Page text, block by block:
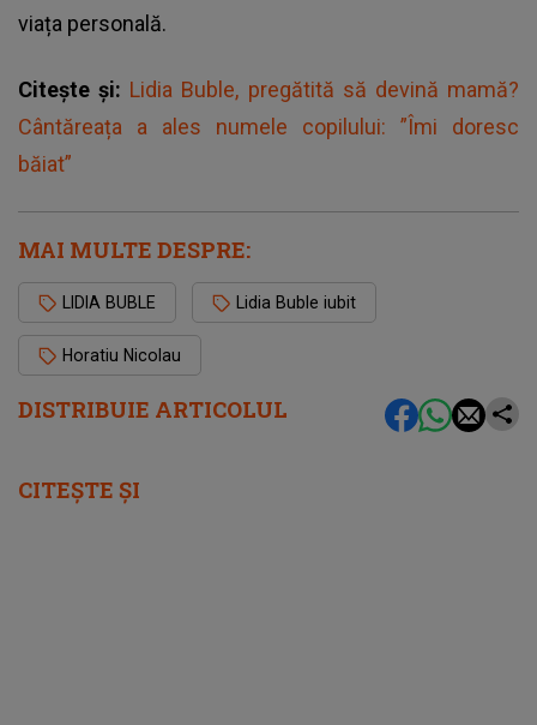
DISTRIBUIE ARTICOLUL
viața personală.
Citește și: Lidia Buble, pregătită să devină mamă?
Cântăreața a ales numele copilului: ”Îmi doresc
băiat”
MAI MULTE DESPRE:
LIDIA BUBLE Lidia Buble iubit
Horatiu Nicolau
CITEȘTE ȘI